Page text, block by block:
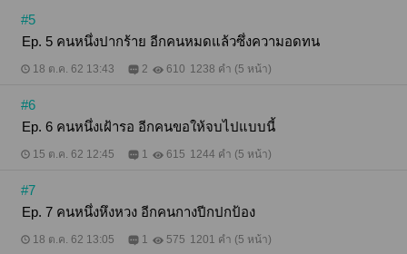
#5
Ep. 5 คนหนึ่งปากร้าย อีกคนหมดแล้วซึ่งความอดทน
18 ต.ค. 62 13:43 2 610 1238 คำ (5 หน้า)
#6
Ep. 6 คนหนึ่งเฝ้ารอ อีกคนขอให้จบไปแบบนี้
15 ต.ค. 62 12:45 1 615 1244 คำ (5 หน้า)
#7
Ep. 7 คนหนึ่งหึงหวง อีกคนกางปีกปกป้อง
18 ต.ค. 62 13:05 1 575 1201 คำ (5 หน้า)